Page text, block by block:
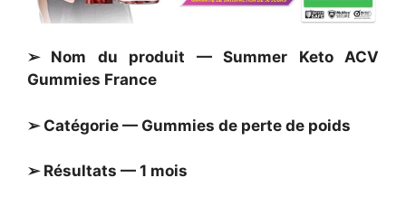
➢ Nom du produit — Summer Keto ACV
Gummies France
➢ Catégorie — Gummies de perte de poids
➢ Résultats — 1 mois